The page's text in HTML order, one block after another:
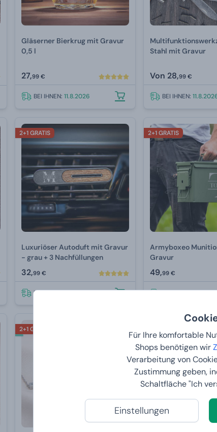
Für Ihre komfortable
Shops benötigen wir
Verarbeitung von
Zustimmung geben,
Schaltfläche "Ich
Einstellungen
Gläserner Bierkrug mit Gravur
0,5 l
27,99 €
BEI IHNEN: 11.8.2026
Stahl mit Gravur
Von 28,99 €
BEI IHNEN:
2+1 GRATIS
Luxuriöser Autoduft mit Gravur
- grau + 3 Nachfüllungen
32,99 €
BEI IHNEN:11.8.2026
2+1 GRATIS
Armyboxeo
Gravur
49,99 €
BEI IHNEN:
2+1 GRATIS